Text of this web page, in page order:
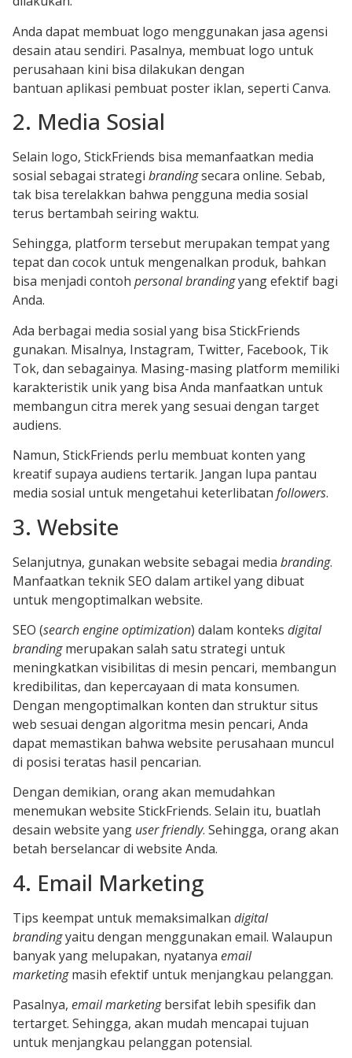
Anda dapat membuat logo menggunakan jasa agensi
desain atau sendiri. Pasalnya, membuat logo untuk
perusahaan kini bisa dilakukan dengan
bantuan aplikasi pembuat poster iklan, seperti Canva.
2. Media Sosial
Selain logo, StickFriends bisa memanfaatkan media
sosial sebagai strategi brandingsecara online. Sebab,
tak bisa terelakkan bahwa pengguna media sosial
terus bertambah seiring waktu.
Sehingga, platform tersebut merupakan tempat yang
tepat dan cocok untuk mengenalkan produk, bahkan
bisa menjadi contoh personal brandingyang efektif bagi
Anda.
Ada berbagai media sosial yang bisa StickFriends
gunakan. Misalnya, Instagram, Twitter, Facebook, Tik
Tok, dan sebagainya. Masing-masing platform memiliki
karakteristik unik yang bisa Anda manfaatkan untuk
membangun citra merek yang sesuai dengan target
audiens.
Namun, StickFriends perlu membuat konten yang
kreatif supaya audiens tertarik. Jangan lupa pantau
media sosial untuk mengetahui keterlibatan followers.
3. Website
Selanjutnya, gunakan website sebagai media branding.
Manfaatkan teknik SEO dalam artikel yang dibuat
untuk mengoptimalkan website.
SEO (search engine optimization) dalam konteks digital
brandingmerupakan salah satu strategi untuk
meningkatkan visibilitas di mesin pencari, membangun
kredibilitas, dan kepercayaan di mata konsumen.
Dengan mengoptimalkan konten dan struktur situs
web sesuai dengan algoritma mesin pencari, Anda
dapat memastikan bahwa website perusahaan muncul
di posisi teratas hasil pencarian.
Dengan demikian, orang akan memudahkan
menemukan website StickFriends. Selain itu, buatlah
desain website yang user friendly. Sehingga, orang akan
betah berselancar di website Anda.
4. Email Marketing
Tips keempat untuk memaksimalkan digital
brandingyaitu dengan menggunakan email. Walaupun
banyak yang melupakan, nyatanya email
marketingmasih efektif untuk menjangkau pelanggan.
Pasalnya, email marketingbersifat lebih spesifik dan
tertarget. Sehingga, akan mudah mencapai tujuan
untuk menjangkau pelanggan potensial.